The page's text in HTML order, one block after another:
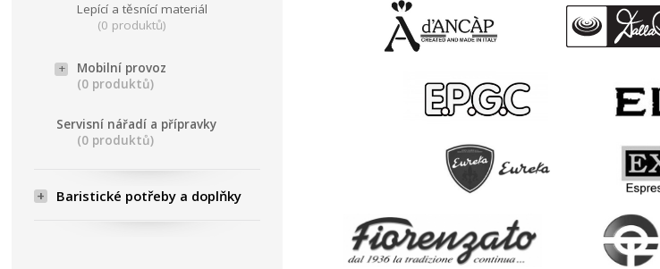
Lepící a těsnící materiál
(0 produktů)
Mobilní provoz
(0 produktů)
Servisní nářadí a přípravky
(0 produktů)
Baristické potřeby a doplňky